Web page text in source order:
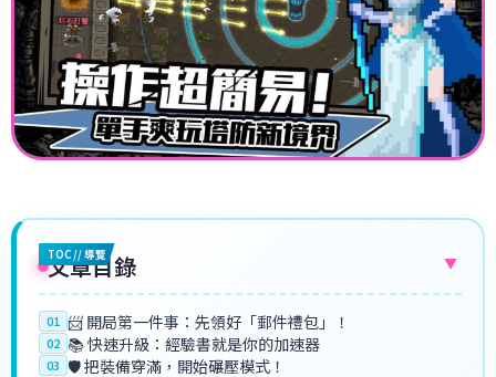
TOC // 導覽
文章目錄 ▼
01 📨 開局第一件事：先領好「郵件禮包」！
02 📚 快速升級：經驗書就是你的加速器
03 🛡️ 把裝備穿滿，開始碾壓模式！